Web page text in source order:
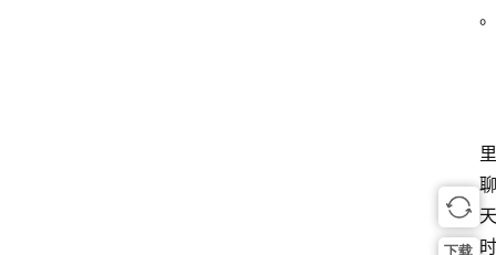
。
里
聊
天
时
下载